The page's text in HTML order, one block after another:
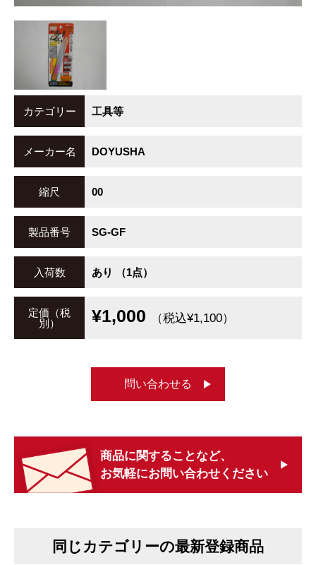
カテゴリー 工具等
メーカー名 DOYUSHA
縮尺 00
製品番号 SG-GF
入荷数 あり （1点）
定価（税
別）
¥1,000 （税込¥1,100）
問い合わせる
商品に関することなど、
お気軽にお問い合わせください
同じカテゴリーの最新登録商品